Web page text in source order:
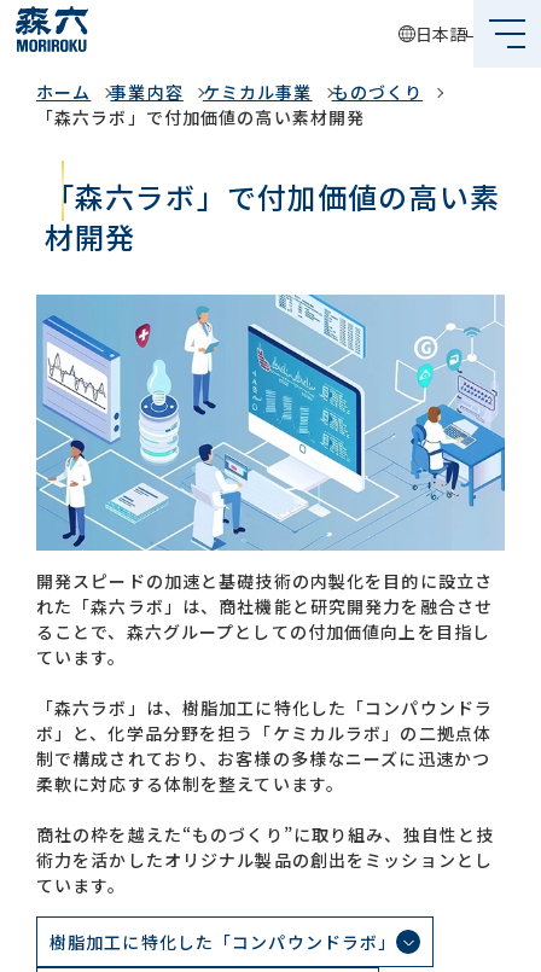
日本語
森六って何？
企業情報
事業内容
投資家情報
採用情報
グローバルネットワーク
お問い合わせ一覧
おすすめキーワード
#会社概要
#森六って何？
#グローバルネットワーク
#ダイバーシティ＆インクルージョン
#統合報告書
ホーム 事業内容 ケミカル事業
ものづくり
「森六ラボ」で付加価値の高い素材開発
「森六ラボ」で付加価値の高い素
材開発
開発スピードの加速と基礎技術の内製化を目的に設立さ
れた「森六ラボ」は、商社機能と研究開発力を融合させ
ることで、森六グループとしての付加価値向上を目指し
ています。
「森六ラボ」は、樹脂加工に特化した「コンパウンドラ
ボ」と、化学品分野を担う「ケミカルラボ」の二拠点体
制で構成されており、お客様の多様なニーズに迅速かつ
柔軟に対応する体制を整えています。
商社の枠を越えた“ものづくり”に取り組み、独自性と技
術力を活かしたオリジナル製品の創出をミッションとし
ています。
樹脂加工に特化した「コンパウンドラボ」